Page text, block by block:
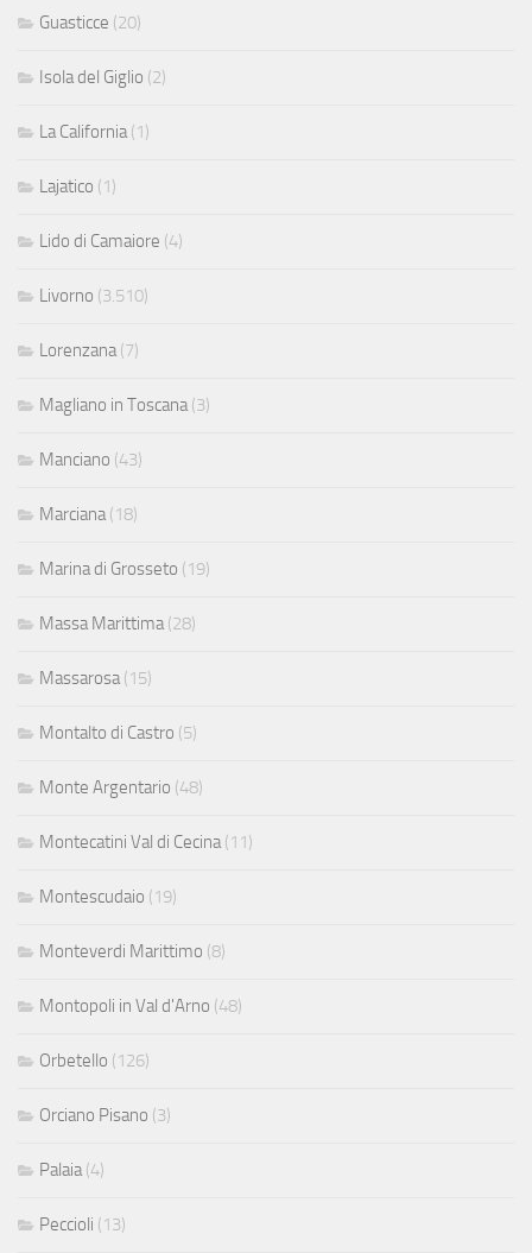
Guasticce (20)
Isola del Giglio (2)
La California (1)
Lajatico (1)
Lido di Camaiore (4)
Livorno (3.510)
Lorenzana (7)
Magliano in Toscana (3)
Manciano (43)
Marciana (18)
Marina di Grosseto (19)
Massa Marittima (28)
Massarosa (15)
Montalto di Castro (5)
Monte Argentario (48)
Montecatini Val di Cecina (11)
Montescudaio (19)
Monteverdi Marittimo (8)
Montopoli in Val d'Arno (48)
Orbetello (126)
Orciano Pisano (3)
Palaia (4)
Peccioli (13)